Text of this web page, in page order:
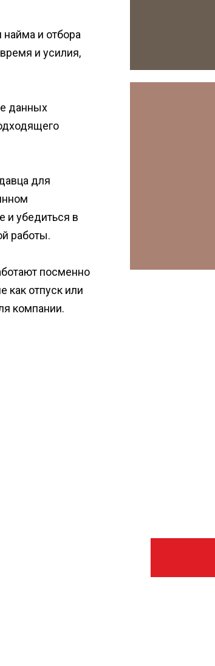
и отбора
и усилия,
данных
для
и убедиться в
работы.
посменно
как отпуск или
компании.